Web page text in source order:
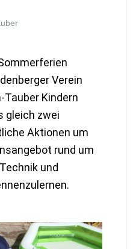
Verein
Tauber Kindern
gleich zwei
Aktionen um
rund um
und